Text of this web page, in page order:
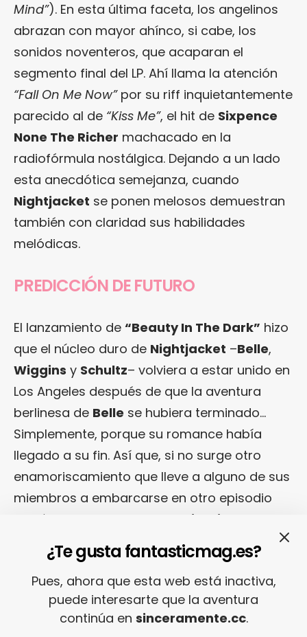
Mind”). En esta última faceta, los angelinos
abrazan con mayor ahínco, si cabe, los
sonidos noventeros, que acaparan el
segmento final del LP. Ahí llama la atención
“Fall On Me Now”por su riff inquietantemente
parecido al de “Kiss Me”, el hit de Sixpence
None The Richer machacado en la
radiofórmula nostálgica. Dejando a un lado
esta anecdótica semejanza, cuando
Nightjacket se ponen melosos demuestran
también con claridad sus habilidades
melódicas.
PREDICCIÓN DE FUTURO
El lanzamiento de “Beauty In The Dark” hizo
que el núcleo duro de Nightjacket –Belle,
Wiggins y Schultz– volviera a estar unido en
Los Angeles después de que la aventura
berlinesa de Belle se hubiera terminado…
Simplemente, porque su romance había
llegado a su fin. Así que, si no surge otro
enamoriscamiento que lleve a alguno de sus
miembros a embarcarse en otro episodio
romántico en el extranjero,
Nightjacket
tendrán la estabilidad suficiente para
continuar explorando el territorio shoegaze-
pop.
En el caso deThe Soft Cavalry, el amor
¿Te gusta fantasticmag.es?
Pues, ahora que esta web está inactiva,
puede interesarte que la aventura
continúa en sinceramente.cc.